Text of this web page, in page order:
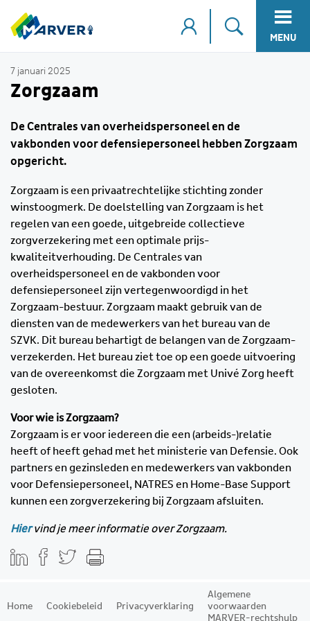
MENU
7 januari 2025
Zorgzaam
De Centrales van overheidspersoneel en de
vakbonden voor defensiepersoneel hebben Zorgzaam
opgericht.
Zorgzaam is een privaatrechtelijke stichting zonder
winstoogmerk. De doelstelling van Zorgzaam is het
regelen van een goede, uitgebreide collectieve
zorgverzekering met een optimale prijs-
kwaliteitverhouding. De Centrales van
overheidspersoneel en de vakbonden voor
defensiepersoneel zijn vertegenwoordigd in het
Zorgzaam-bestuur. Zorgzaam maakt gebruik van de
diensten van de medewerkers van het bureau van de
SZVK. Dit bureau behartigt de belangen van de Zorgzaam-
verzekerden. Het bureau ziet toe op een goede uitvoering
van de overeenkomst die Zorgzaam met Univé Zorg heeft
gesloten.
Voor wie is Zorgzaam?
Zorgzaam is er voor iedereen die een (arbeids-)relatie
heeft of heeft gehad met het ministerie van Defensie. Ook
partners en gezinsleden en medewerkers van vakbonden
voor Defensiepersoneel, NATRES en Home-Base Support
kunnen een zorgverzekering bij Zorgzaam afsluiten.
Hiervind je meer informatie over Zorgzaam.
Home Cookiebeleid Privacyverklaring
Algemene
voorwaarden
MARVER-rechtshulp